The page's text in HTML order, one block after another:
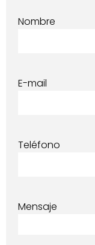
Nombre
E-mail
Teléfono
Mensaje